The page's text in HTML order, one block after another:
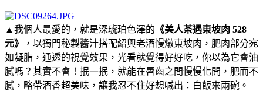
▲我個人最愛的，就是深琥珀色澤的 《美人茶遇東坡肉 528
元》
，以獨門秘製醬汁搭配紹興老酒慢燉東坡肉，肥肉部分宛
如凝脂，通透的視覺效果，光看就覺得好好吃，你以為它會油
膩嗎？其實不會！抿一抿，就能在唇齒之間慢慢化開，肥而不
膩，略帶酒香超美味，讓我忍不住好想喊出：白飯來兩碗。